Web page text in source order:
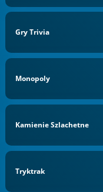
Gry Trivia
Monopoly
Kamienie Szlachetne
Tryktrak